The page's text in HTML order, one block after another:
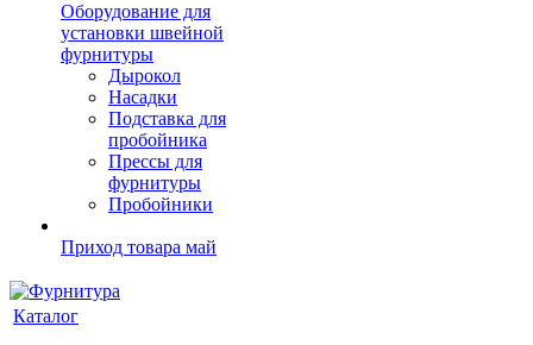
Оборудование для
установки швейной
фурнитуры
Дырокол
Насадки
Подставка для
пробойника
Прессы для
фурнитуры
Пробойники
Приход товара май
Каталог